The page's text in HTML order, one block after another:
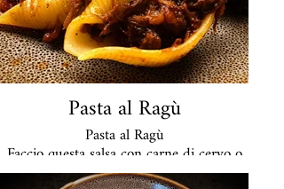
34 euro a porzione
Pasta al Ragù
Pasta al Ragù
Faccio questa salsa con carne di cervo o
selvaggina. Ho ricevuto il gioco da un